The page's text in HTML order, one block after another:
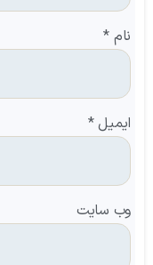
نام *
ایمیل*
وب‌ سایت